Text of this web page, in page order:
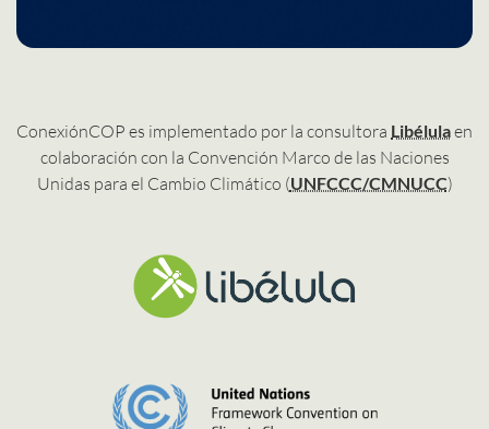
ConexiónCOP es implementado por la consultora Libélulaen
colaboración con la Convención Marco de las Naciones
Unidas para el Cambio Climático (UNFCCC/CMNUCC)